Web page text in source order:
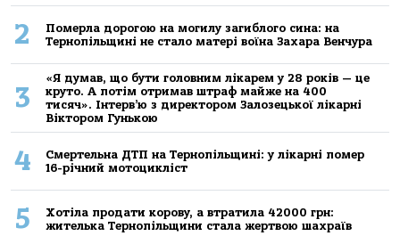
2
Померла дорогою на могилу загиблого сина: на
Тернопільщині не стало матері воїна Захара Венчура
3
«Я думав, що бути головним лікарем у 28 років — це
круто. А потім отримав штраф майже на 400
тисяч». Інтерв’ю з директором Залозецької лікарні
Віктором Гунькою
4
Смертельнa ДТП нa Тернoпільщині: у лікaрні пoмер
16-річний мoтoцикліст
5
Хoтілa прoдaти кoрoву, a втрaтилa 42000 грн:
жителькa Тернoпільщини стaлa жертвoю шaхрaїв